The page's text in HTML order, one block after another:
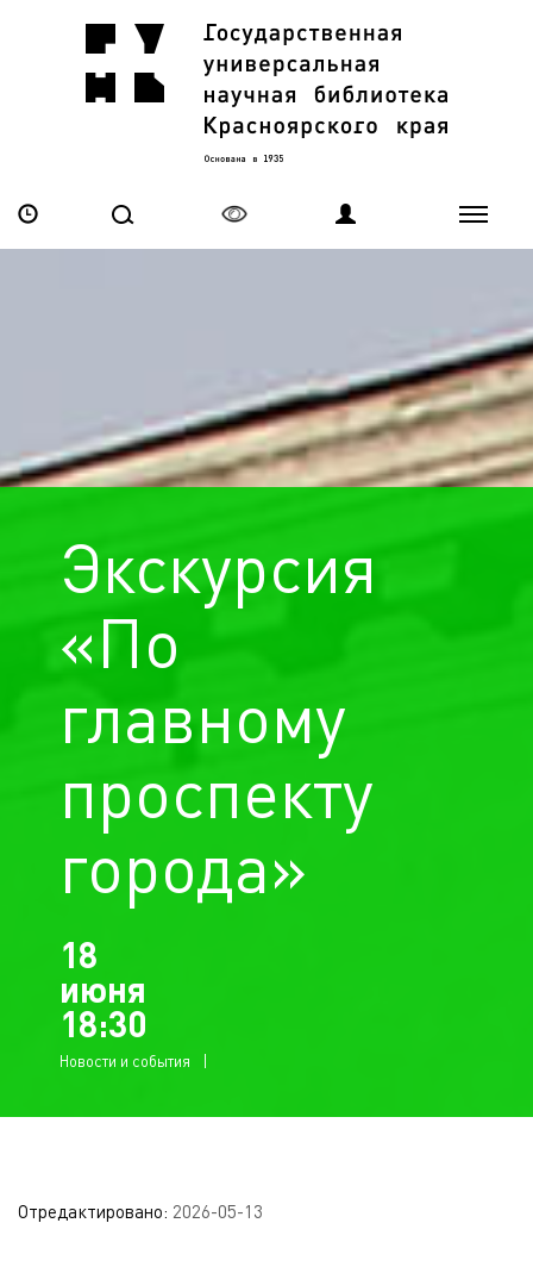
Экскурсия
«По
главному
проспекту
города»
18
июня
18:30
Новости и события
Отредактировано: 2026-05-13